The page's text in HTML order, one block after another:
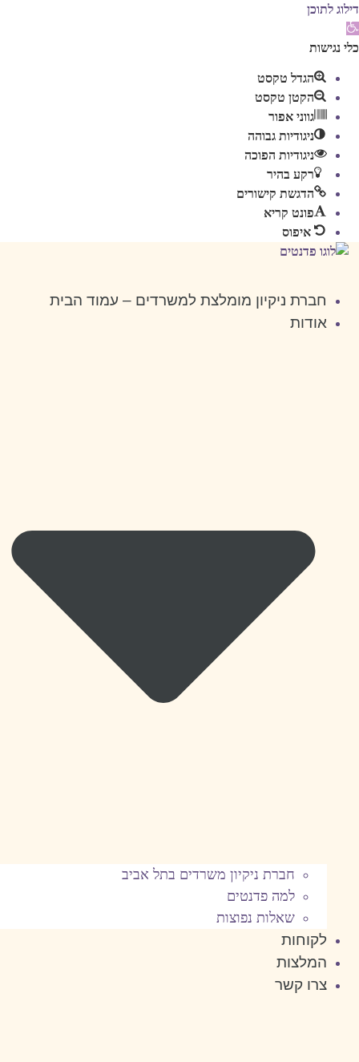
דילוג לתוכן
פתח
סרגל
כלי נגישות
הגדל טקסט
הקטן טקסט
גווני אפור
ניגודיות גבוהה
ניגודיות הפוכה
רקע בהיר
הדגשת קישורים
פונט קריא
איפוס
דלג
חברת ניקיון מומלצת למשרדים – עמוד הבית
אודות
חברת ניקיון משרדים בתל אביב
למה פדנטים
שאלות נפוצות
לקוחות
המלצות
צרו קשר